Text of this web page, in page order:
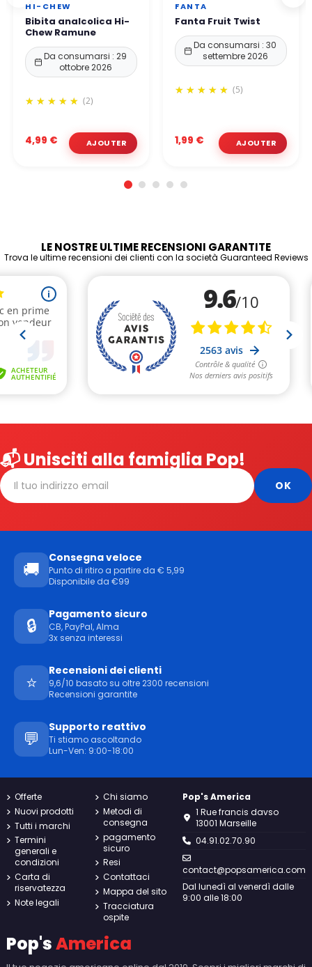
HI-CHEW
Bibita analcolica Hi-
Chew Ramune
Da consumarsi : 29
ottobre 2026
(2)
4,99 €
FANTA
Fanta Fruit Twist
Da consumarsi : 30
settembre 2026
(5)
1,99 €
LE NOSTRE ULTIME RECENSIONI GARANTITE
Trova le ultime recensioni dei clienti con la società Guaranteed Reviews
📬 Unisciti alla famiglia Pop!
🚚
Consegna veloce
Punto di ritiro a partire da € 5,99
Disponibile da €99
🔒
Pagamento sicuro
CB, PayPal, Alma
3x senza interessi
⭐
Recensioni dei clienti
9,6/10 basato su oltre 2300 recensioni
Recensioni garantite
💬
Supporto reattivo
Ti stiamo ascoltando
Lun-Ven: 9:00-18:00
Offerte
Nuovi prodotti
Tutti i marchi
Termini
generali e
condizioni
Carta di
riservatezza
Note legali
Chi siamo
Metodi di
consegna
pagamento
sicuro
Resi
Contattaci
Mappa del sito
Tracciatura
ospite
Pop's America
1 Rue francis davso
13001 Marseille
04.91.02.70.90
contact@popsamerica.com
Dal lunedì al venerdì dalle
9:00 alle 18:00
Pop'sAmerica